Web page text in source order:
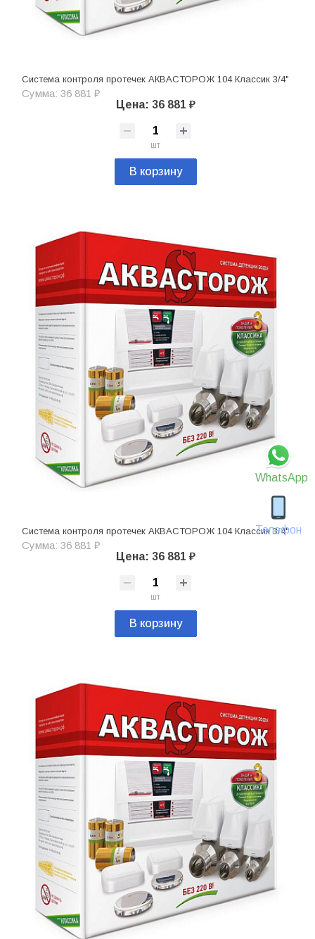
WhatsApp
Телефон
Система контроля протечек АКВАСТОРОЖ 104 Классик 3/4"
Сумма: 36 881 ₽
Цена: 36 881 ₽
шт
В корзину
Система контроля протечек АКВАСТОРОЖ 104 Классик 3/4"
Сумма: 36 881 ₽
Цена: 36 881 ₽
шт
В корзину